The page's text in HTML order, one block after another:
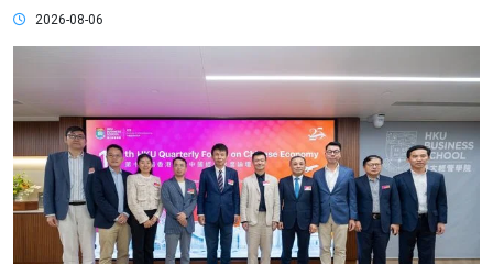
2026-08-06